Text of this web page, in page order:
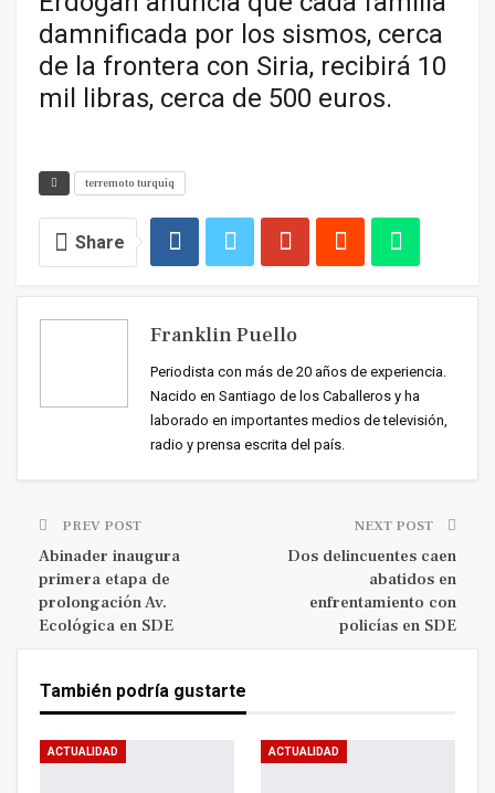
damnificada por los sismos, cerca
de la frontera con Siria, recibirá 10
mil libras, cerca de 500 euros.
terremoto turquíq
Share
Franklin Puello
Periodista con más de 20 años de experiencia.
Nacido en Santiago de los Caballeros y ha
laborado en importantes medios de televisión,
radio y prensa escrita del país.
PREV POST
Abinader inaugura
primera etapa de
prolongación Av.
Ecológica en SDE
NEXT POST
Dos delincuentes caen
abatidos en
enfrentamiento con
policías en SDE
También podría gustarte
ACTUALIDAD ACTUALIDAD